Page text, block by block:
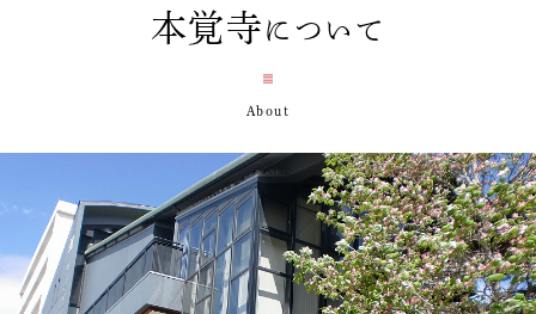
本覚寺 について